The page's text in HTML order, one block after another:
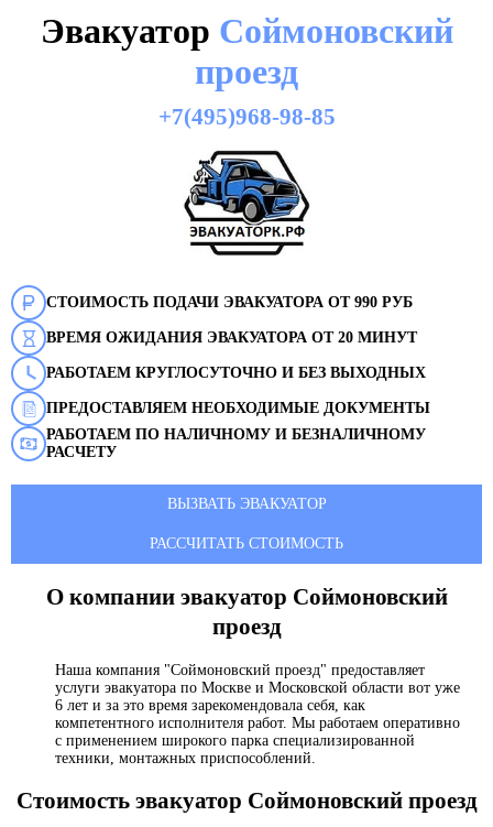
Эвакуатор Соймоновский
проезд
+7(495)968-98-85
СТОИМОСТЬ ПОДАЧИ ЭВАКУАТОРА ОТ 990 РУБ
ВРЕМЯ ОЖИДАНИЯ ЭВАКУАТОРА ОТ 20 МИНУТ
РАБОТАЕМ КРУГЛОСУТОЧНО И БЕЗ ВЫХОДНЫХ
ПРЕДОСТАВЛЯЕМ НЕОБХОДИМЫЕ ДОКУМЕНТЫ
РАБОТАЕМ ПО НАЛИЧНОМУ И БЕЗНАЛИЧНОМУ
РАСЧЕТУ
ВЫЗВАТЬ ЭВАКУАТОР
РАССЧИТАТЬ СТОИМОСТЬ
О компании эвакуатор Соймоновский
проезд
Наша компания "Соймоновский проезд" предоставляет
услуги эвакуатора по Москве и Московской области вот уже
6 лет и за это время зарекомендовала себя, как
компетентного исполнителя работ. Мы работаем оперативно
с применением широкого парка специализированной
техники, монтажных приспособлений.
Стоимость эвакуатор Соймоновский проезд